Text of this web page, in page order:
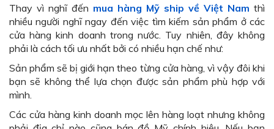
Thay vì nghĩ đến mua hàng Mỹ ship về Việt Nam thì
nhiều người nghĩ ngay đến việc tìm kiếm sản phẩm ở các
cửa hàng kinh doanh trong nước. Tuy nhiên, đây không
phải là cách tối ưu nhất bởi có nhiều hạn chế như:
Sản phẩm sẽ bị giới hạn theo từng cửa hàng, vì vậy đôi khi
bạn sẽ không thể lựa chọn được sản phẩm phù hợp với
mình.
Các cửa hàng kinh doanh mọc lên hàng loạt nhưng không